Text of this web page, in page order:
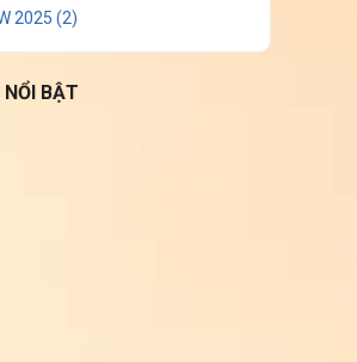
2025 (2)
BẬT